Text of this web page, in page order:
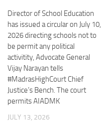
Director of School Education
has issued a circular on July 10,
2026 directing schools not to
be permit any political
activitity, Advocate General
Vijay Narayan tells
#MadrasHighCourt Chief
Justice’s Bench. The court
permits AIADMK
JULY 13, 2026